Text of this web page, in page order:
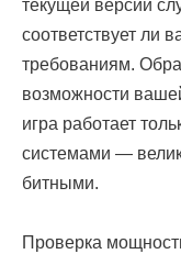
текущей версии
соответствует ли
требованиям.
возможности
игра работает
системами —
битными.
Проверка